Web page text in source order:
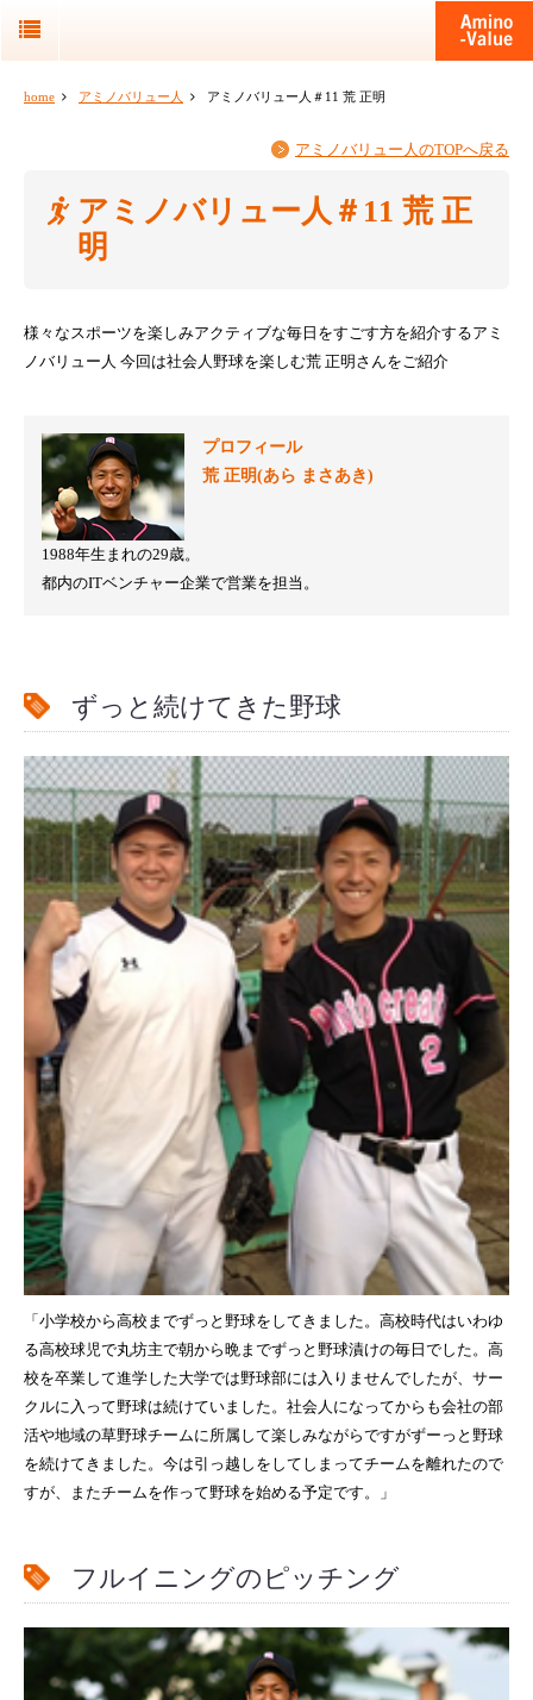
home アミノバリュー人 アミノバリュー人＃11 荒 正明
アミノバリュー人のTOPへ戻る
アミノバリュー人＃11 荒 正
明
様々なスポーツを楽しみアクティブな毎日をすごす方を紹介するアミ
ノバリュー人 今回は社会人野球を楽しむ荒 正明さんをご紹介
プロフィール
荒 正明(あら まさあき)
1988年生まれの29歳。
都内のITベンチャー企業で営業を担当。
ずっと続けてきた野球
「小学校から高校までずっと野球をしてきました。高校時代はいわゆ
る高校球児で丸坊主で朝から晩までずっと野球漬けの毎日でした。高
校を卒業して進学した大学では野球部には入りませんでしたが、サー
クルに入って野球は続けていました。社会人になってからも会社の部
活や地域の草野球チームに所属して楽しみながらですがずーっと野球
を続けてきました。今は引っ越しをしてしまってチームを離れたので
すが、またチームを作って野球を始める予定です。」
フルイニングのピッチング